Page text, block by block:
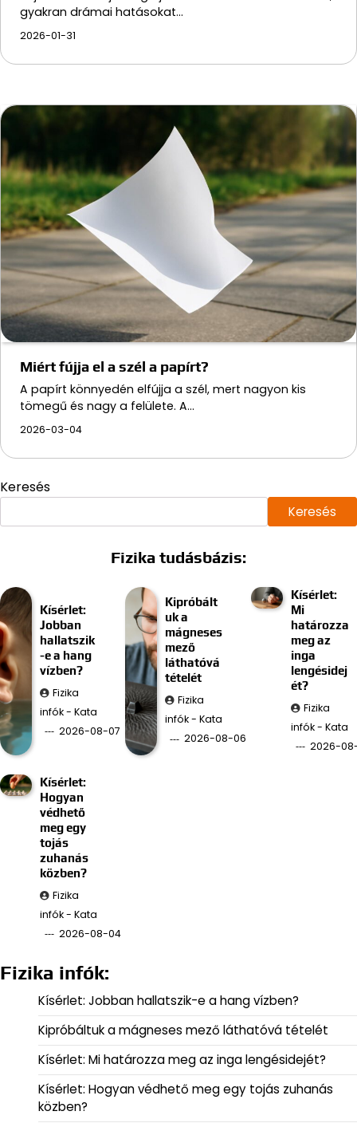
gyakran drámai hatásokat…
2026-01-31
Miért fújja el a szél a papírt?
A papírt könnyedén elfújja a szél, mert nagyon kis
tömegű és nagy a felülete. A…
2026-03-04
Keresés
Keresés
Fizika tudásbázis:
Kísérlet:
Jobban
hallatszik
-e a hang
vízben?
Fizika
infók - Kata
2026-08-07
Kipróbált
uk a
mágneses
mező
láthatóvá
tételét
Fizika
infók - Kata
2026-08-06
Kísérlet:
Mi
határozza
meg az
inga
lengésidej
ét?
Fizika
infók - Kata
2026-
Kísérlet:
Hogyan
védhető
meg egy
tojás
zuhanás
közben?
Fizika
infók - Kata
2026-08-04
Fizika infók:
Kísérlet: Jobban hallatszik-e a hang vízben?
Kipróbáltuk a mágneses mező láthatóvá tételét
Kísérlet: Mi határozza meg az inga lengésidejét?
Kísérlet: Hogyan védhető meg egy tojás zuhanás
közben?